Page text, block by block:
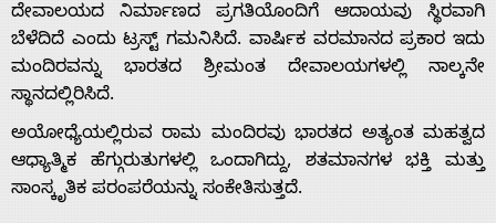
Advertise
With
s
ದೇವಾಲಯದ ನಿರ್ಮಾಣದ ಪ್ರಗತಿಯೊಂದಿಗೆ ಆದಾಯವು ಸ್ಥಿರವಾಗಿ
ಬೆಳೆದಿದೆ ಎಂದು ಟ್ರಸ್ಟ್ ಗಮನಿಸಿದೆ. ವಾರ್ಷಿಕ ವರಮಾನದ ಪ್ರಕಾರ ಇದು
ಮಂದಿರವನ್ನು ಭಾರತದ ಶ್ರೀಮಂತ ದೇವಾಲಯಗಳಲ್ಲಿ ನಾಲ್ಕನೇ
ಸ್ಥಾನದಲ್ಲಿರಿಸಿದೆ.
ಅಯೋಧ್ಯೆಯಲ್ಲಿರುವ ರಾಮ ಮಂದಿರವು ಭಾರತದ ಅತ್ಯಂತ ಮಹತ್ವದ
ಆಧ್ಯಾತ್ಮಿಕ ಹೆಗ್ಗುರುತುಗಳಲ್ಲಿ ಒಂದಾಗಿದ್ದು, ಶತಮಾನಗಳ ಭಕ್ತಿ ಮತ್ತು
ಸಾಂಸ್ಕೃತಿಕ ಪರಂಪರೆಯನ್ನು ಸಂಕೇತಿಸುತ್ತದೆ.